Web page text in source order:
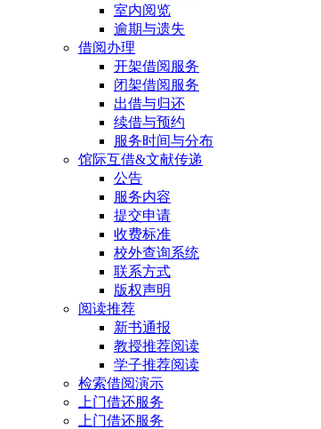
室内阅览
逾期与遗失
借阅办理
开架借阅服务
闭架借阅服务
出借与归还
续借与预约
服务时间与分布
馆际互借&文献传递
公告
服务内容
提交申请
收费标准
校外查询系统
联系方式
版权声明
阅读推荐
新书通报
教授推荐阅读
学子推荐阅读
检索借阅演示
上门借还服务
上门借还服务